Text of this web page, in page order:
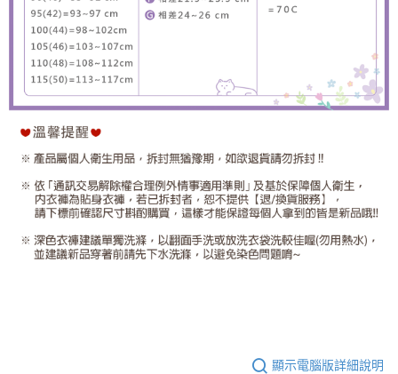
顯示電腦版詳細說明